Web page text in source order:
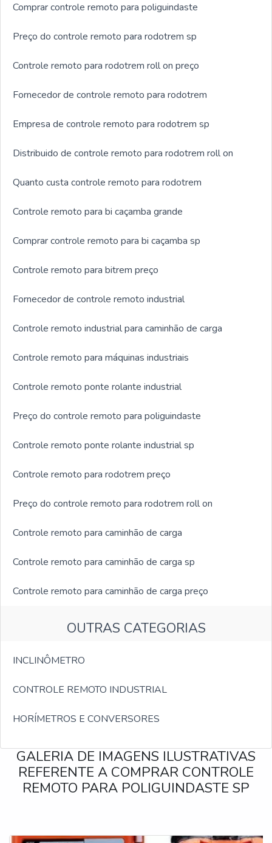
Comprar controle remoto para poliguindaste
Preço do controle remoto para rodotrem sp
Controle remoto para rodotrem roll on preço
Fornecedor de controle remoto para rodotrem
Empresa de controle remoto para rodotrem sp
Distribuido de controle remoto para rodotrem roll on
Quanto custa controle remoto para rodotrem
Controle remoto para bi caçamba grande
Comprar controle remoto para bi caçamba sp
Controle remoto para bitrem preço
Fornecedor de controle remoto industrial
Controle remoto industrial para caminhão de carga
Controle remoto para máquinas industriais
Controle remoto ponte rolante industrial
Preço do controle remoto para poliguindaste
Controle remoto ponte rolante industrial sp
Controle remoto para rodotrem preço
Preço do controle remoto para rodotrem roll on
Controle remoto para caminhão de carga
Controle remoto para caminhão de carga sp
Controle remoto para caminhão de carga preço
OUTRAS CATEGORIAS
INCLINÔMETRO
CONTROLE REMOTO INDUSTRIAL
HORÍMETROS E CONVERSORES
GALERIA DE IMAGENS ILUSTRATIVAS
REFERENTE A COMPRAR CONTROLE
REMOTO PARA POLIGUINDASTE SP